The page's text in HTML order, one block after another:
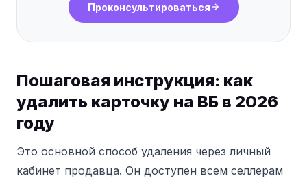
Проконсультироваться
Пошаговая инструкция: как
удалить карточку на ВБ в 2026
году
Это основной способ удаления через личный
кабинет продавца. Он доступен всем селлерам